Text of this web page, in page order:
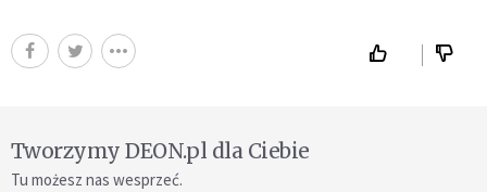
Tworzymy DEON.pl dla Ciebie
Tu możesz nas wesprzeć.